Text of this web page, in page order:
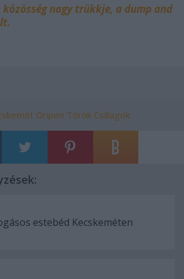
nagy trükkje, a dump and
Gripen Török Csillagok
estebéd Kecskeméten